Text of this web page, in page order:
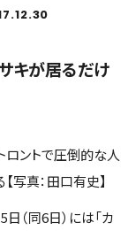
キが居るだけ
ロントで圧倒的な人
写真：田口有史】
日（同6日）には「カ